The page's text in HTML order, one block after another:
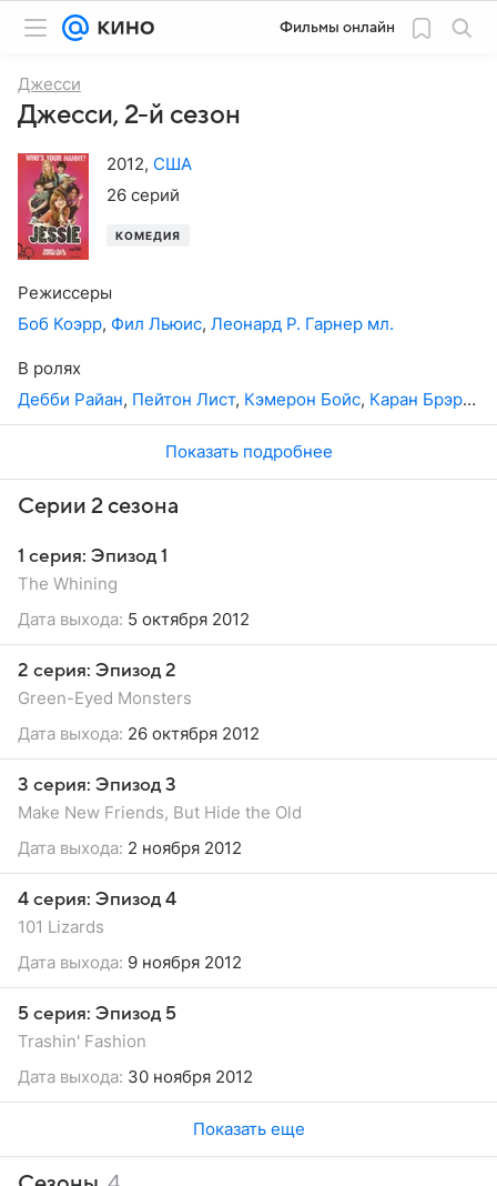
Фильмы онлайн
Джесси
Джесси, 2-й сезон
2012, США
26 серий
КОМЕДИЯ
Режиссеры
Боб Коэрр, Фил Льюис, Леонард Р. Гарнер мл.
В ролях
Дебби Райан, Пейтон Лист, Кэмерон Бойс, Каран Брэр,
Показать подробнее
Серии 2 сезона
1 серия: Эпизод 1
The Whining
Дата выхода: 5 октября 2012
2 серия: Эпизод 2
Green-Eyed Monsters
Дата выхода: 26 октября 2012
3 серия: Эпизод 3
Make New Friends, But Hide the Old
Дата выхода: 2 ноября 2012
4 серия: Эпизод 4
101 Lizards
Дата выхода: 9 ноября 2012
5 серия: Эпизод 5
Trashin' Fashion
Дата выхода: 30 ноября 2012
Показать еще